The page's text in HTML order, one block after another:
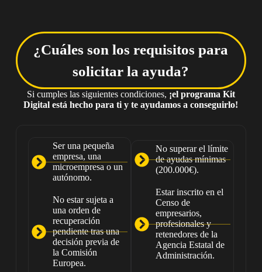
¿Cuáles son los requisitos para
solicitar la ayuda?
Si cumples las siguientes condiciones, ¡el programa Kit
Digital está hecho para ti y te ayudamos a conseguirlo!
Ser una pequeña
empresa, una
microempresa o un
autónomo.
No estar sujeta a
una orden de
recuperación
pendiente tras una
decisión previa de
la Comisión
Europea.
No superar el límite
de ayudas mínimas
(200.000€).
Estar inscrito en el
Censo de
empresarios,
profesionales y
retenedores de la
Agencia Estatal de
Administración.